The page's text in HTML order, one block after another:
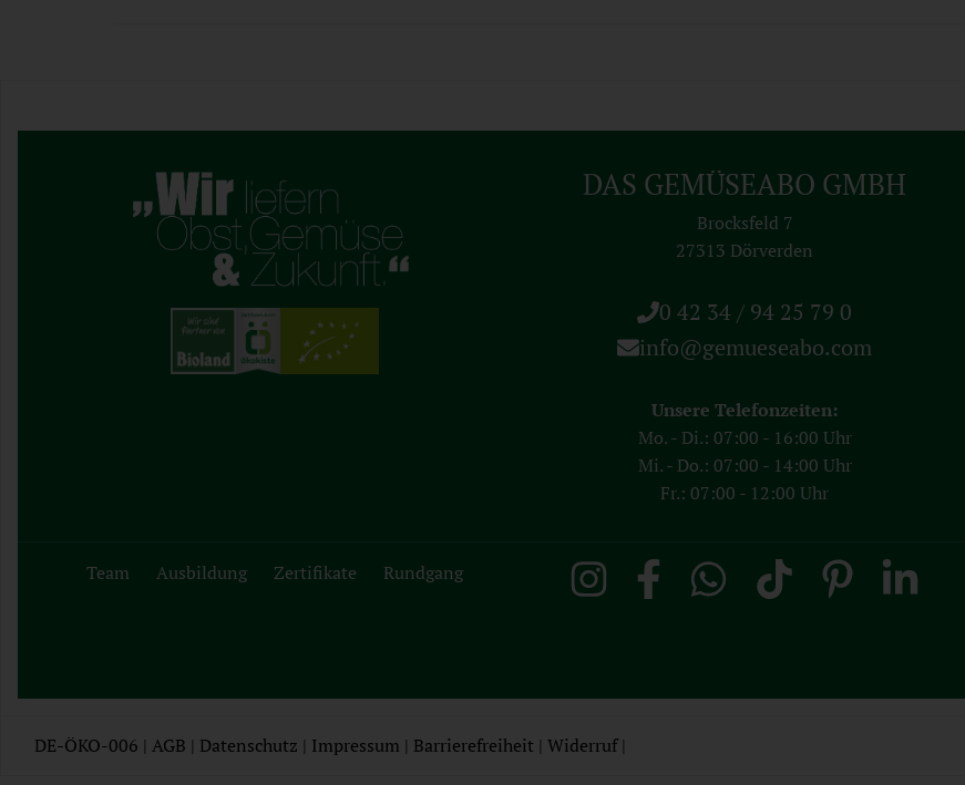
DAS GEMÜSEABO GMBH
Brocksfeld 7
27313 Dörverden
0 42 34 / 94 25 79 0
info@gemueseabo.com
Unsere Telefonzeiten:
Mo. - Di.: 07:00 - 16:00 Uhr
Mi. - Do.: 07:00 - 14:00 Uhr
Fr.: 07:00 - 12:00 Uhr
Team Ausbildung Zertifikate Rundgang
DE-ÖKO-006 | AGB | Datenschutz | Impressum | Barrierefreiheit | Widerruf|